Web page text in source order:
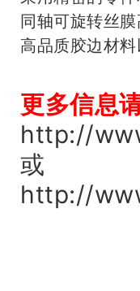
同轴可旋转丝
高品质胶边材
更多信息
http://
或
http://